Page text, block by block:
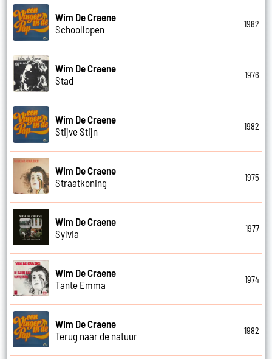
Wim De Craene
Schoollopen
1982
Wim De Craene
Stad
1976
Wim De Craene
Stijve Stijn
1982
Wim De Craene
Straatkoning
1975
Wim De Craene
Sylvia
1977
Wim De Craene
Tante Emma
1974
Wim De Craene
Terug naar de natuur
1982